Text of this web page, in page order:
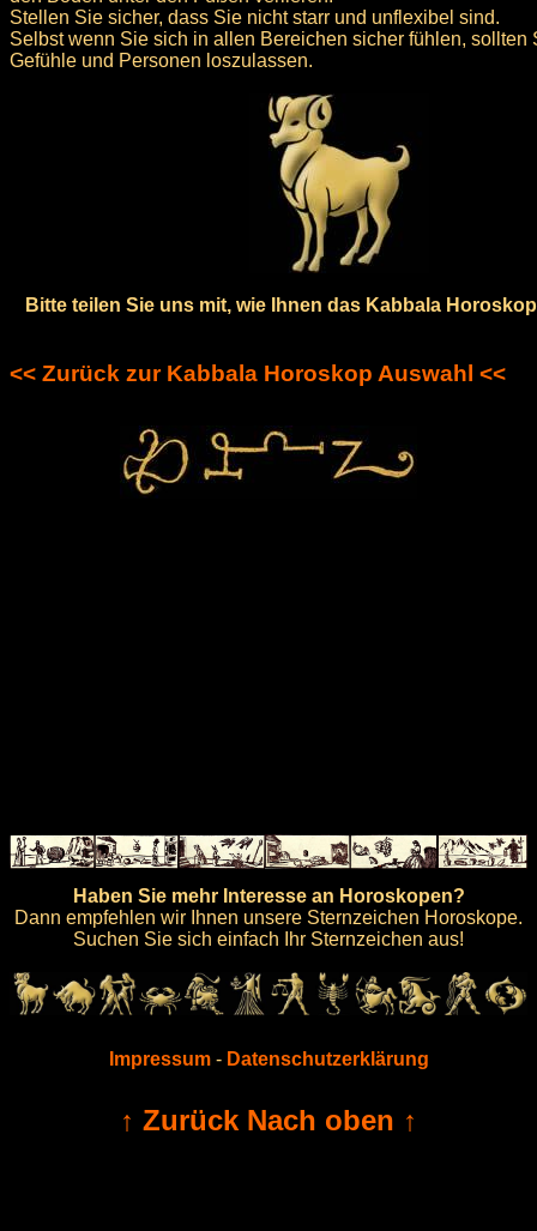
Stellen Sie sicher, dass Sie nicht starr und unflexibel sind.
Selbst wenn Sie sich in allen Bereichen sicher fühlen, sollten
Gefühle und Personen loszulassen.
Bitte teilen Sie uns mit, wie Ihnen das Kabbala
<< Zurück zur Kabbala Horoskop Auswahl <<
Haben Sie mehr Interesse an Horoskopen?
Dann empfehlen wir Ihnen unsere Sternzeichen Horoskope.
Suchen Sie sich einfach Ihr Sternzeichen aus!
Impressum- Datenschutzerklärung
↑ Zurück Nach oben ↑